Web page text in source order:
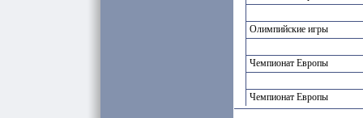
Олимпийские игры
Чемпионат Европы
Чемпионат Европы